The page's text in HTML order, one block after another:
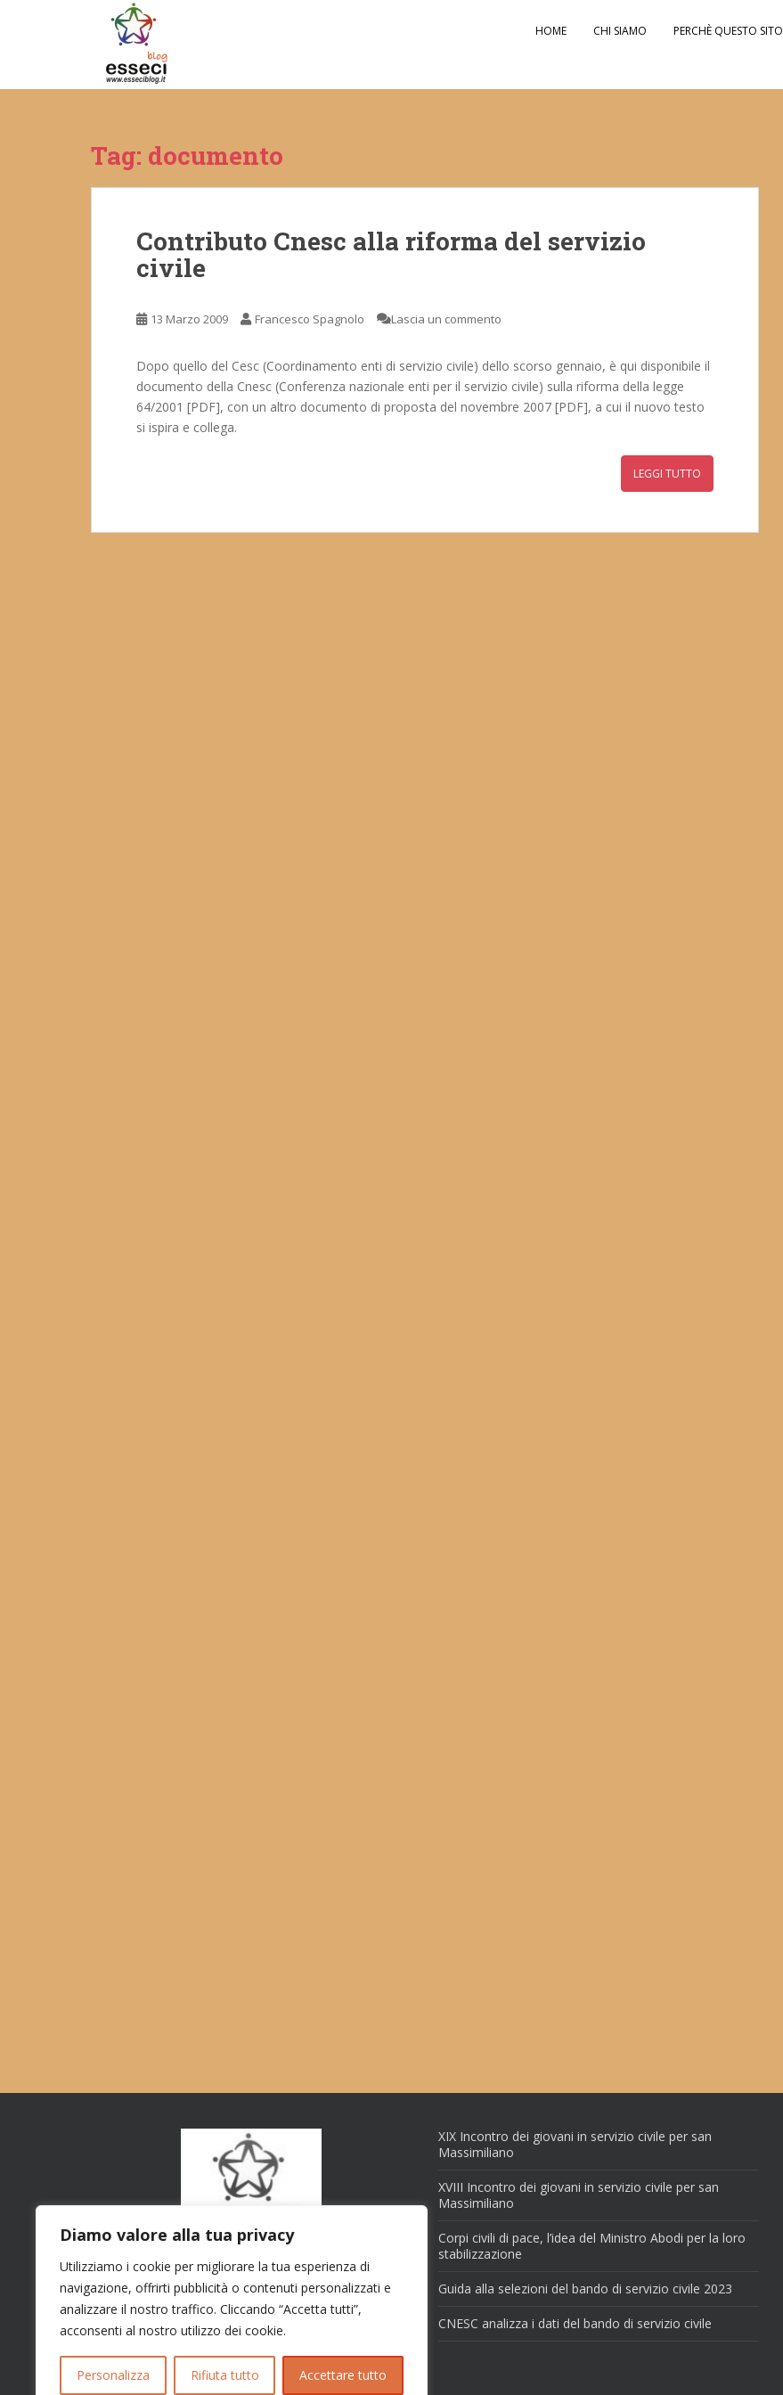
Diamo valore alla tua privacy
Utilizziamo i cookie per migliorare la tua esperienza di
navigazione, offrirti pubblicità o contenuti personalizzati e
analizzare il nostro traffico. Cliccando “Accetta tutti”,
acconsenti al nostro utilizzo dei cookie.
Personalizza Rifiuta tutto Accettare tutto
t
HOME CHI SIAMO PERCHÈ QUESTO SITO
Tag: documento
Contributo Cnesc alla riforma del servizio
civile
13 Marzo 2009 Francesco Spagnolo Lascia un commento
Dopo quello del Cesc (Coordinamento enti di servizio civile) dello scorso gennaio, è qui disponibile il
documento della Cnesc (Conferenza nazionale enti per il servizio civile) sulla riforma della legge
64/2001 [PDF], con un altro documento di proposta del novembre 2007 [PDF], a cui il nuovo testo
si ispira e collega.
LEGGI TUTTO
XIX Incontro dei giovani in servizio civile per san
Massimiliano
XVIII Incontro dei giovani in servizio civile per san
Massimiliano
Corpi civili di pace, l’idea del Ministro Abodi per la loro
stabilizzazione
Guida alla selezioni del bando di servizio civile 2023
CNESC analizza i dati del bando di servizio civile